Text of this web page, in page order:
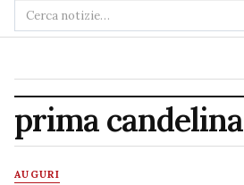
Cerca
nel
prima candelina
AUGURI